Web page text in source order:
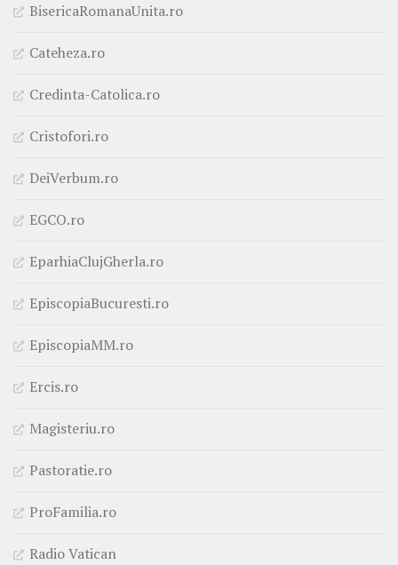
BisericaRomanaUnita.ro
Cateheza.ro
Credinta-Catolica.ro
Cristofori.ro
DeiVerbum.ro
EGCO.ro
EparhiaClujGherla.ro
EpiscopiaBucuresti.ro
EpiscopiaMM.ro
Ercis.ro
Magisteriu.ro
Pastoratie.ro
ProFamilia.ro
Radio Vatican